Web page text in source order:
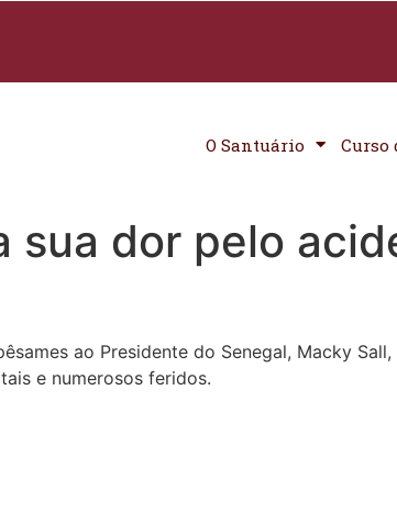
O Santuário Curso
sua dor pelo
ao Presidente do Senegal, Macky
e numerosos feridos.